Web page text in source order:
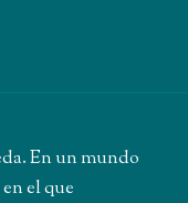
En un mundo
el que